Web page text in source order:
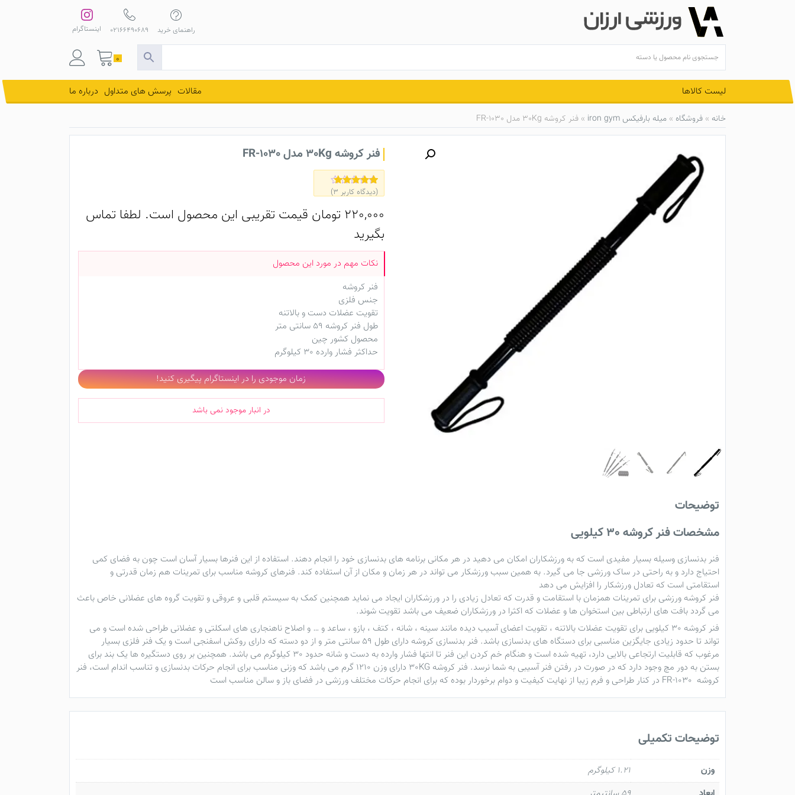
0
راهنمای خرید 02166490689 اینستاگرام
لیست کالاها مقالات پرسش های متداول درباره ما
خانه » فروشگاه » میله بارفیکس iron gym » فنر کروشه 30Kg مدل FR-1030
فنر کروشه 30Kg مدل FR-1030
امتیاز5.00
3
مشتری
(دیدگاه کاربر 3
)
220,000 تومان قیمت تقریبی این محصول است. لطفا تماس
بگیرید
فنر کروشه
جنس فلزی
تقویت عضلات دست و بالاتنه
طول فنر کروشه 59 سانتی متر
محصول کشور چین
حداکثر فشار وارده 30 کیلوگرم
زمان موجودی را در اینستاگرام پیگیری کنید!
در انبار موجود نمی باشد
توضیحات
مشخصات فنر کروشه 30 کیلویی
فنر بدنسازی وسیله بسیار مفیدی است که به ورزشکاران امکان می دهید در هر مکانی برنامه های بدنسازی خود را انجام دهند. استفاده از این فنرها بسیار آسان است چون به فضای کمی
احتیاج دارد و به راحتی در ساک ورزشی جا می گیرد. به همین سبب ورزشکار می تواند در هر زمان و مکان از آن استفاده کند. فنرهای کروشه مناسب برای تمرینات هم زمان قدرتی و
استقامتی است که تعادل ورزشکار را افزایش می دهد
فنر کروشه ورزشی برای تمرینات همزمان با استقامت و قدرت که تعادل زیادی را در ورزشکاران ایجاد می نماید همچنین کمک به سیستم قلبی و عروقی و تقویت گروه های عضلانی خاص باعث
می گردد بافت های ارتباطی بین استخوان ها و عضلات که اکثرا در ورزشکاران ضعیف می باشد تقویت شوند.
فنر کروشه 30 کیلویی
برای تقویت عضلات بالاتنه ، تقویت اعضای آسیب دیده مانند سینه ، شانه ، کتف ، بازو ، ساعد و … و اصلاح ناهنجاری های اسکلتی و عضلانی طراحی شده است و می
تواند تا حدود زیادی جایگزین مناسبی برای دستگاه های بدنسازی باشد. فنر بدنسازی کروشه دارای طول 59 سانتی متر و از دو دسته که دارای روکش اسفنجی است و یک فنر فلزی بسیار
مرغوب که قابلیت ارتجاعی بالایی دارد، تهیه شده است و هنگام خم کردن این فنر تا انتها فشار وارده به دست و شانه حدود 30 کیلوگرم می باشد. همچنین بر روی دستگیره ها یک بند برای
بستن به دور مچ وجود دارد که در صورت در رفتن فنر آسیبی به شما نرسد. فنر کروشه 30KG دارای وزن 1210 گرم می باشد که وزنی مناسب برای انجام حرکات بدنسازی و تناسب اندام است، فنر
کروشه FR-1030 در کنار طراحی و فرم زیبا از نهایت کیفیت و دوام برخوردار بوده که برای انجام حرکات مختلف ورزشی در فضای باز و سالن مناسب است
توضیحات تکمیلی
وزن
1.21 کیلوگرم